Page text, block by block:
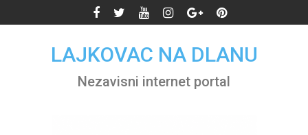
to
LAJKOVAC NA DLANU
Nezavisni internet portal